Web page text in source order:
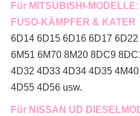
Für MITSUBISHI-MODELLE:
FUSO-KÄMPFER & KATER
6D14 6D15 6D16 6D17
6M51 6M70 8M20 8DC9
4D32 4D33 4D34 4D35
4D55 4D56 usw.
Für NISSAN UD